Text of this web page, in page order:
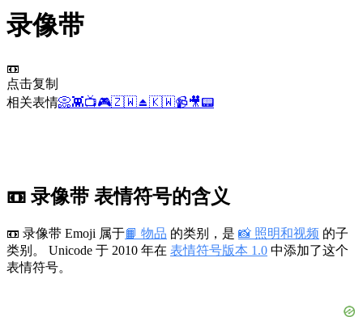
录像带
📼
点击复制
相关表情📀👾📺🎮🇿🇼⏏️🇰🇼📹🎥📟
📼 录像带 表情符号的含义
📼 录像带 Emoji 属于📙 物品 的类别，是 📸 照明和视频 的子
类别。 Unicode 于 2010 年在 表情符号版本 1.0 中添加了这个
表情符号。